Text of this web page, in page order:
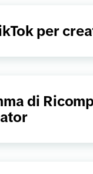
per
di